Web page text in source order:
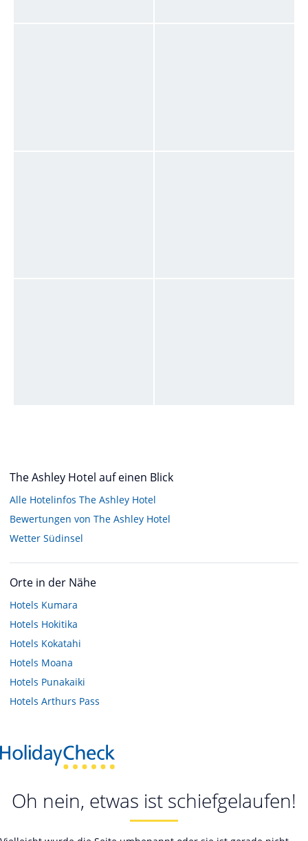
The Ashley Hotel auf einen Blick
Alle Hotelinfos The Ashley Hotel
Bewertungen von The Ashley Hotel
Wetter Südinsel
Orte in der Nähe
Hotels Kumara
Hotels Hokitika
Hotels Kokatahi
Hotels Moana
Hotels Punakaiki
Hotels Arthurs Pass
Oh nein, etwas ist schiefgelaufen!